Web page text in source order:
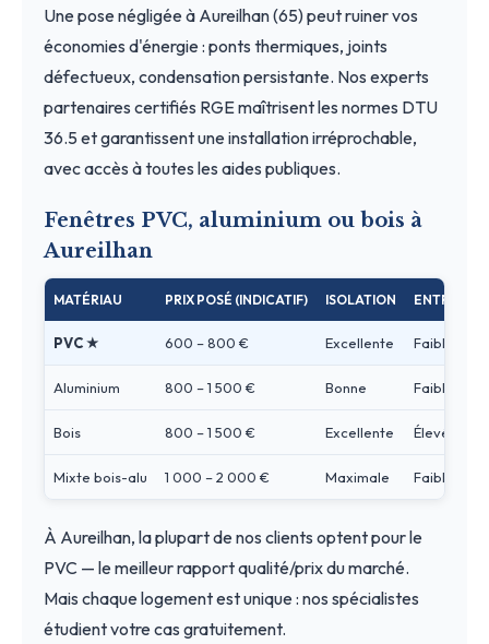
Une pose négligée à Aureilhan (65) peut ruiner vos
économies d'énergie : ponts thermiques, joints
défectueux, condensation persistante. Nos experts
partenaires certifiés RGE maîtrisent les normes DTU
36.5 et garantissent une installation irréprochable,
avec accès à toutes les aides publiques.
Fenêtres PVC, aluminium ou bois à
Aureilhan
MATÉRIAU PRIX POSÉ (INDICATIF) ISOLATION ENTRETIEN
PVC ★ 600 – 800 € Excellente Faible
Aluminium 800 – 1 500 € Bonne Faible
Bois 800 – 1 500 € Excellente Élevé
Mixte bois-alu 1 000 – 2 000 € Maximale Faible
À Aureilhan, la plupart de nos clients optent pour le
PVC — le meilleur rapport qualité/prix du marché.
Mais chaque logement est unique : nos spécialistes
étudient votre cas gratuitement.